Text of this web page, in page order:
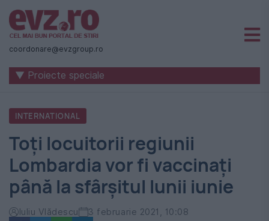
Știri
naționale
internaționale
România
Evenimentul
Zilei
coordonare@evzgroup.ro
▼ Proiecte speciale
INTERNATIONAL
Toţi locuitorii regiunii
Lombardia vor fi vaccinaţi
până la sfârşitul lunii iunie
Iuliu Vlădescu 3 februarie 2021, 10:08